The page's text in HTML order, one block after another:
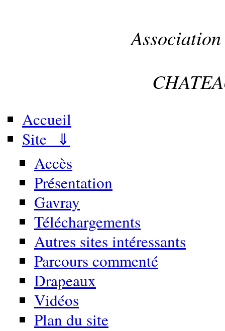
Association
Accueil
Site ⇓
Accès
Présentation
Gavray
Téléchargements
Autres sites intéressants
Parcours commenté
Drapeaux
Vidéos
Plan du site